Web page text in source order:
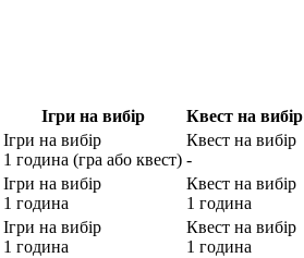
Ігри на вибір Квест на вибір
Ігри на вибір
1 година (гра або квест)
Квест на вибір
-
Ігри на вибір
1 година
Квест на вибір
1 година
Ігри на вибір
1 година
Квест на вибір
1 година